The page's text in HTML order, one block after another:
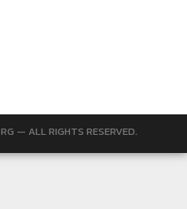
— ALL RIGHTS RESERVED.